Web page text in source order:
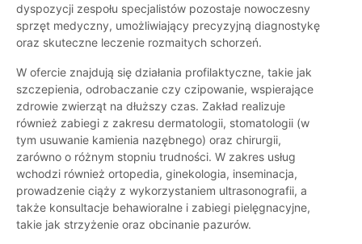
dyspozycji zespołu specjalistów pozostaje nowoczesny
sprzęt medyczny, umożliwiający precyzyjną diagnostykę
oraz skuteczne leczenie rozmaitych schorzeń.
W ofercie znajdują się działania profilaktyczne, takie jak
szczepienia, odrobaczanie czy czipowanie, wspierające
zdrowie zwierząt na dłuższy czas. Zakład realizuje
również zabiegi z zakresu dermatologii, stomatologii (w
tym usuwanie kamienia nazębnego) oraz chirurgii,
zarówno o różnym stopniu trudności. W zakres usług
wchodzi również ortopedia, ginekologia, inseminacja,
prowadzenie ciąży z wykorzystaniem ultrasonografii, a
także konsultacje behawioralne i zabiegi pielęgnacyjne,
takie jak strzyżenie oraz obcinanie pazurów.